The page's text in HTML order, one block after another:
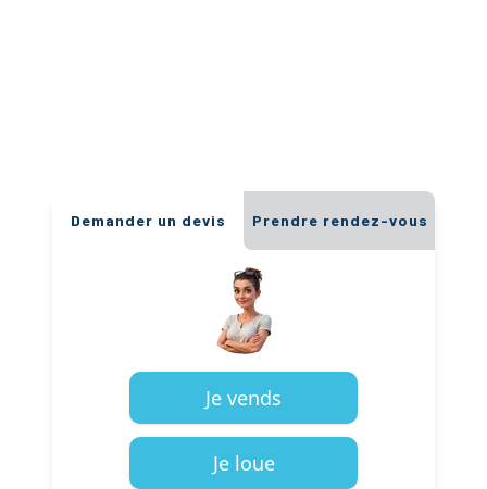
Demander un devis Prendre rendez-vous
Je vends
Je loue